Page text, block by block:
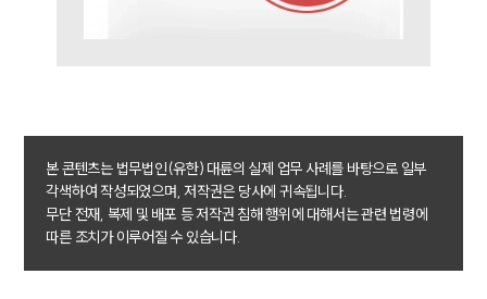
구성원 소개
소식/자료
언론보도
공지사항
법률 블로그
법률서식
뉴스레터/브로슈어
본 콘텐츠는 법무법인(유한) 대륜의 실제 업무 사례를 바탕으로 일부
각색하여 작성되었으며, 저작권은 당사에 귀속됩니다.
무단 전재, 복제 및 배포 등 저작권 침해 행위에 대해서는 관련 법령에
따른 조치가 이루어질 수 있습니다.